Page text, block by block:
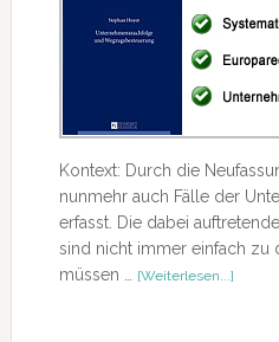
Kontext: Durch die
nunmehr auch Fälle der
erfasst. Die dabei
sind nicht immer einfach zu
müssen …
[Weiterlesen...]